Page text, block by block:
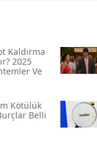
Kaldırma
2025
Ve
Kötülük
Belli